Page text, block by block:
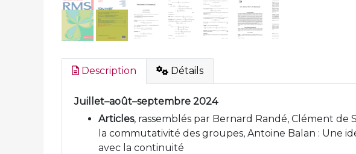
Description Détails
Juillet–août–septembre 2024
Articles, rassemblés par Bernard Randé, Clément de
la commutativité des groupes, Antoine Balan : Une
avec la continuité